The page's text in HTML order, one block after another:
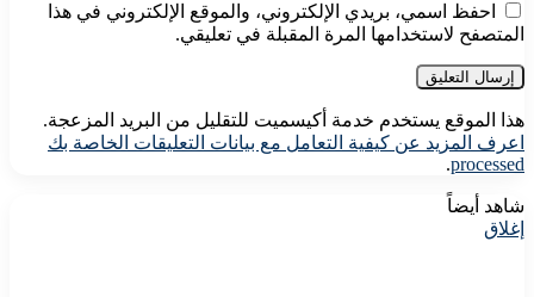
احفظ اسمي، بريدي الإلكتروني، والموقع الإلكتروني في هذا
المتصفح لاستخدامها المرة المقبلة في تعليقي.
هذا الموقع يستخدم خدمة أكيسميت للتقليل من البريد المزعجة.
اعرف المزيد عن كيفية التعامل مع بيانات التعليقات الخاصة بك
processed
.
شاهد أيضاً
إغلاق